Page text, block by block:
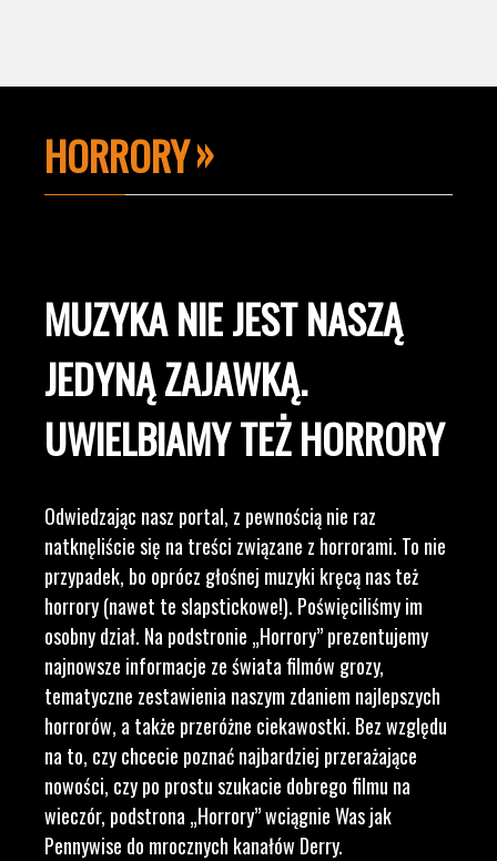
HORRORY
MUZYKA NIE JEST NASZĄ
JEDYNĄ ZAJAWKĄ.
UWIELBIAMY TEŻ HORRORY
Odwiedzając nasz portal, z pewnością nie raz
natknęliście się na treści związane z horrorami. To nie
przypadek, bo oprócz głośnej muzyki kręcą nas też
horrory (nawet te slapstickowe!). Poświęciliśmy im
osobny dział. Na podstronie „Horrory” prezentujemy
najnowsze informacje ze świata filmów grozy,
tematyczne zestawienia naszym zdaniem najlepszych
horrorów, a także przeróżne ciekawostki. Bez względu
na to, czy chcecie poznać najbardziej przerażające
nowości, czy po prostu szukacie dobrego filmu na
wieczór, podstrona „Horrory” wciągnie Was jak
Pennywise do mrocznych kanałów Derry.